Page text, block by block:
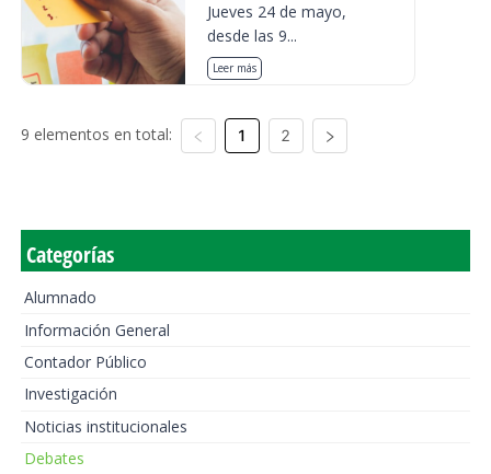
Jueves 24 de mayo,
desde las 9...
Leer más
9 elementos en total: 1 2
Categorías
Alumnado
Información General
Contador Público
Investigación
Noticias institucionales
Debates